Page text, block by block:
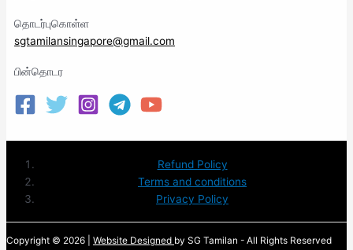
தொடர்புகொள்ள
sgtamilansingapore@gmail.com
பின்தொடர
Refund Policy
Terms and conditions
Privacy Policy
Copyright © 2026 | Website Designed by SG Tamilan - All Rights Reserved